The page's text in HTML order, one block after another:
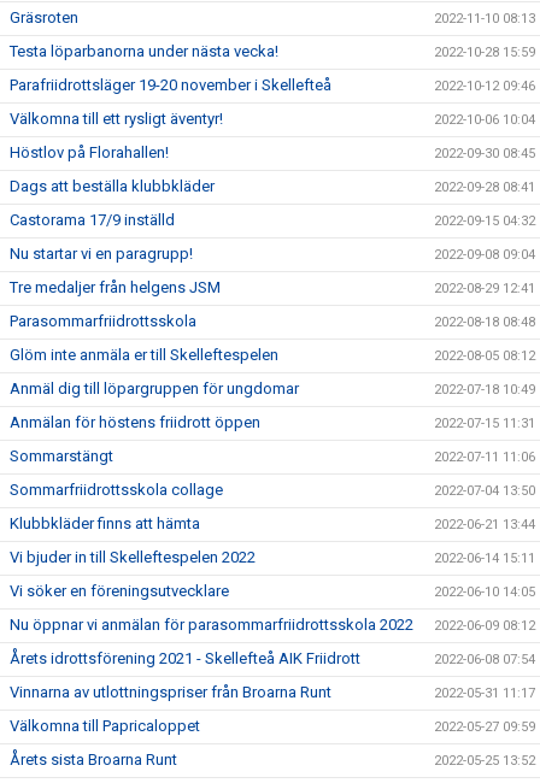
Gräsroten 2022-11-10 08:13
Testa löparbanorna under nästa vecka! 2022-10-28 15:59
Parafriidrottsläger 19-20 november i Skellefteå 2022-10-12 09:46
Välkomna till ett rysligt äventyr! 2022-10-06 10:04
Höstlov på Florahallen! 2022-09-30 08:45
Dags att beställa klubbkläder 2022-09-28 08:41
Castorama 17/9 inställd 2022-09-15 04:32
Nu startar vi en paragrupp! 2022-09-08 09:04
Tre medaljer från helgens JSM 2022-08-29 12:41
Parasommarfriidrottsskola 2022-08-18 08:48
Glöm inte anmäla er till Skelleftespelen 2022-08-05 08:12
Anmäl dig till löpargruppen för ungdomar 2022-07-18 10:49
Anmälan för höstens friidrott öppen 2022-07-15 11:31
Sommarstängt 2022-07-11 11:06
Sommarfriidrottsskola collage 2022-07-04 13:50
Klubbkläder finns att hämta 2022-06-21 13:44
Vi bjuder in till Skelleftespelen 2022 2022-06-14 15:11
Vi söker en föreningsutvecklare 2022-06-10 14:05
Nu öppnar vi anmälan för parasommarfriidrottsskola 2022 2022-06-09 08:12
Årets idrottsförening 2021 - Skellefteå AIK Friidrott 2022-06-08 07:54
Vinnarna av utlottningspriser från Broarna Runt 2022-05-31 11:17
Välkomna till Papricaloppet 2022-05-27 09:59
Årets sista Broarna Runt 2022-05-25 13:52